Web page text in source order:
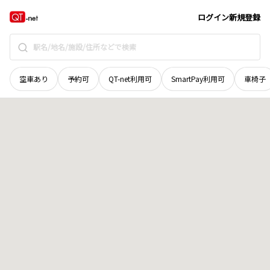
ログイン新規登録
空車あり 予約可 QT-net利用可 SmartPay利用可 車椅子
栃木県